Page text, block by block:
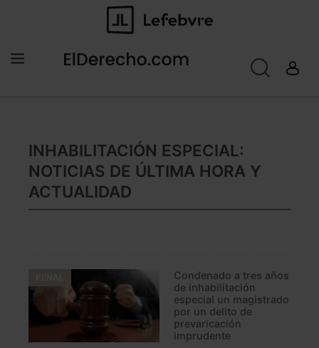
INHABILITACIÓN ESPECIAL:
NOTICIAS DE ÚLTIMA HORA Y
ACTUALIDAD
Condenado a tres años
de inhabilitación
especial un magistrado
por un delito de
prevaricación
imprudente